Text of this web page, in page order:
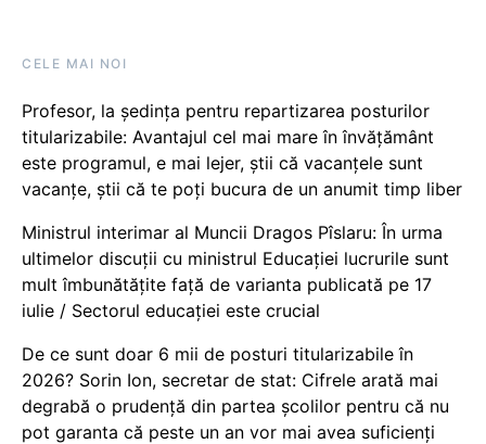
CELE MAI NOI
Profesor, la ședința pentru repartizarea posturilor
titularizabile: Avantajul cel mai mare în învățământ
este programul, e mai lejer, știi că vacanțele sunt
vacanţe, știi că te poți bucura de un anumit timp liber
Ministrul interimar al Muncii Dragos Pîslaru: În urma
ultimelor discuții cu ministrul Educației lucrurile sunt
mult îmbunătățite față de varianta publicată pe 17
iulie / Sectorul educației este crucial
De ce sunt doar 6 mii de posturi titularizabile în
2026? Sorin Ion, secretar de stat: Cifrele arată mai
degrabă o prudență din partea școlilor pentru că nu
pot garanta că peste un an vor mai avea suficienți